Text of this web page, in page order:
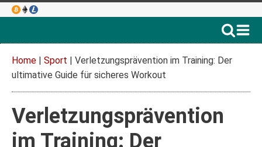
Home | Sport | Verletzungsprävention im Training: Der
ultimative Guide für sicheres Workout
Verletzungsprävention
im Training: Der